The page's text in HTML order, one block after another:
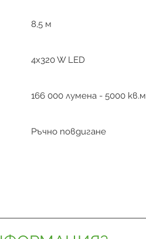
8,5 м
4x320 W LED
166 000 лумена - 5000 кв.м
Ръчно повдигане